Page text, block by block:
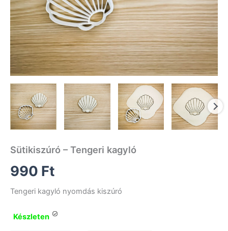
Sütikiszúró – Tengeri kagyló
990 Ft
Tengeri kagyló nyomdás kiszúró
Készleten